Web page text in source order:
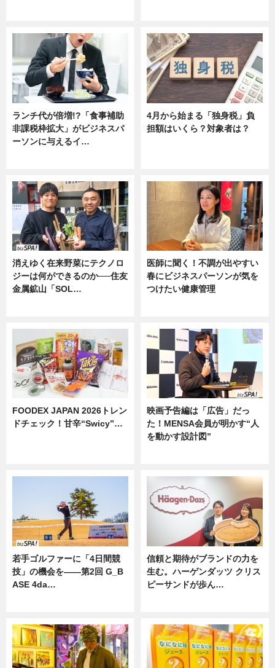
ランチ代が倍増!?「食事補助
非課税枠拡大」がビジネスパ
ーソンに与えるイ…
4月から始まる「独身税」負
担額はいくら？対象者は？
消えゆく在来野菜にテクノロ
ジーは何ができるのか──住友
金属鉱山「SOL…
医師に聞く！不調が出やすい
春にビジネスパーソンが気を
つけたい健康管理
FOODEX JAPAN 2026トレン
ドチェック！甘辛“Swicy”…
映画予告編は「広告」だっ
た！MENSA会員が明かす“人
を動かす設計図”
若手ゴルファーに「4日間競
技」の機会を——第2回 G_B
ASE 4da…
信頼と期待がブランドの力を
生む。ハーゲンダッツ クリス
ピーサンドが歩ん…